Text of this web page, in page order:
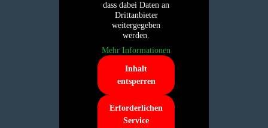
dass dabei Daten an
Drittanbieter
weitergegeben
werden.
Mehr Informationen
Inhalt
entsperren
Erforderlichen
Service